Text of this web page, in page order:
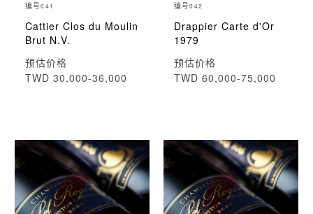
编号041
Cattier Clos du Moulin
Brut N.V.
预估价格
TWD 30,000-36,000
编号042
Drappier Carte d'Or
1979
预估价格
TWD 60,000-75,000